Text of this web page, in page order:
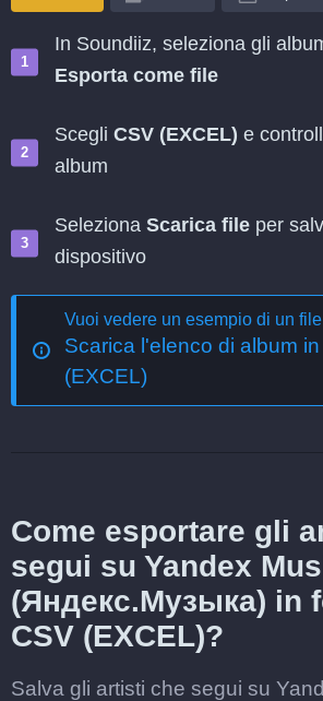
In Soundiiz, seleziona gli
Esporta come file
Scegli CSV (EXCEL) e
album
Seleziona Scarica file per
dispositivo
Vuoi vedere un esempio di un
Scarica l'elenco di album
(EXCEL)
Come esportare gli
segui su Yandex
(Яндекс.Музыка) in
CSV (EXCEL)?
Salva gli artisti che segui su